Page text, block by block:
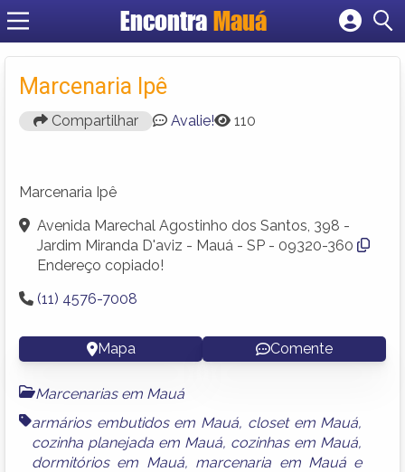
EncontraMauá
Marcenaria Ipê
Compartilhar Avalie! 110
Marcenaria Ipê
Avenida Marechal Agostinho dos Santos, 398 -
Jardim Miranda D'aviz - Mauá - SP - 09320-360
Endereço copiado!
(11) 4576-7008
Mapa Comente
Marcenarias em Mauá
armários embutidos em Mauá, closet em Mauá,
cozinha planejada em Mauá, cozinhas em Mauá,
dormitórios em Mauá, marcenaria em Mauá e